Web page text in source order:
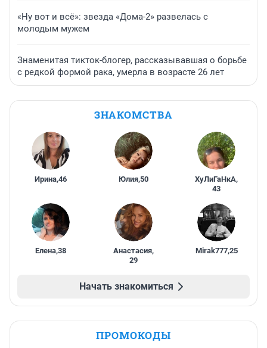
«Ну вот и всё»: звезда «Дома-2» развелась с
молодым мужем
Знаменитая тикток-блогер, рассказывавшая о борьбе
с редкой формой рака, умерла в возрасте 26 лет
ЗНАКОМСТВА
Ирина,46 Юлия,50 ХуЛиГаНкА,
43
Елена,38 Анастасия,
29
Mirak777,25
Начать знакомиться
ПРОМОКОДЫ